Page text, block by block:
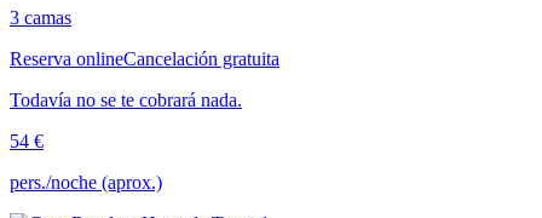
3 camas
Reserva onlineCancelación gratuita
Todavía no se te cobrará nada.
54 €
pers./noche (aprox.)